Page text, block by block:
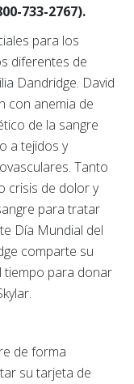
733-2767).
para los
diferentes de
Dandridge. David
con anemia de
de la sangre
a tejidos y
Tanto
crisis de dolor y
para tratar
Día Mundial del
comparte su
tiempo para donar
de forma
su tarjeta de